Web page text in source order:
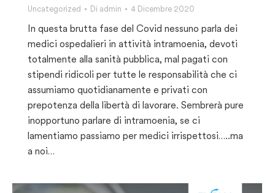
Uncategorized Di admin 4 Dicembre 2020
In questa brutta fase del Covid nessuno parla dei
medici ospedalieri in attività intramoenia, devoti
totalmente alla sanità pubblica, mal pagati con
stipendi ridicoli per tutte le responsabilità che ci
assumiamo quotidianamente e privati con
prepotenza della libertà di lavorare. Sembrerà pure
inopportuno parlare di intramoenia, se ci
lamentiamo passiamo per medici irrispettosi…..ma
a noi…